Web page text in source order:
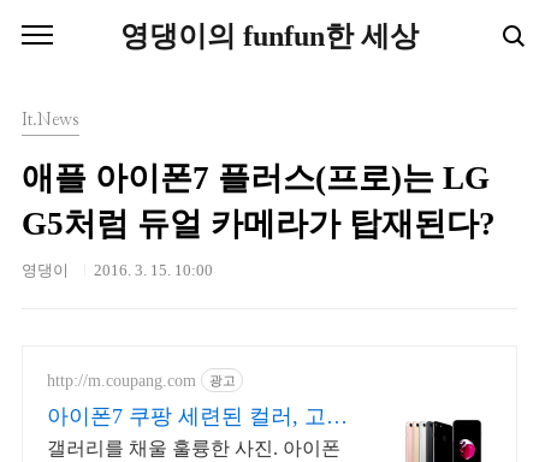
영댕이의 funfun한 세상
It.News
애플 아이폰7 플러스(프로)는 LG
G5처럼 듀얼 카메라가 탑재된다?
영댕이 2016. 3. 15. 10:00
http://m.coupang.com 광고
아이폰7 쿠팡 세련된 컬러, 고급
진 디자인
갤러리를 채울 훌륭한 사진. 아이폰